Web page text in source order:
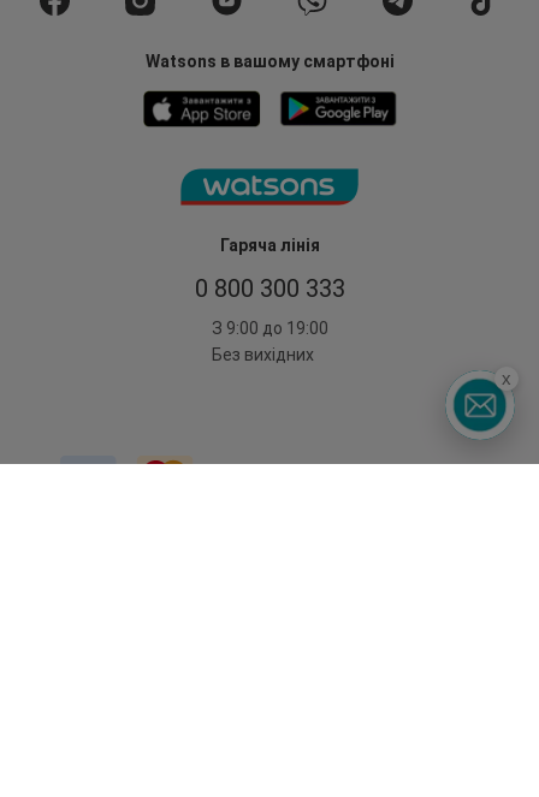
Гаряча лінія
0 800 300 333
З 9:00 до 19:00
Без вихідних
Watsons в вашому смартфоні
x